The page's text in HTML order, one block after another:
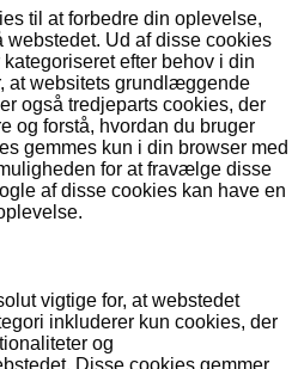
til at forbedre din oplevelse,
webstedet. Ud af disse cookies
efter behov i din
at websitets grundlæggende
også tredjeparts cookies, der
og forstå, hvordan du bruger
gemmes kun i din browser med
for at fravælge disse
af disse cookies kan have en
vigtige for, at webstedet
inkluderer kun cookies, der
og